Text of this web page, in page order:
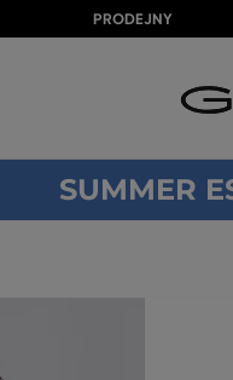
PRODEJNY
SUMMER